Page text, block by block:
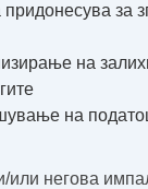
за
на
на
негова